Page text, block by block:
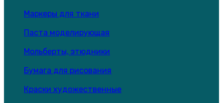
Маркеры для ткани
Паста моделирующая
Мольберты, этюдники
Бумага для рисования
Краски художественные